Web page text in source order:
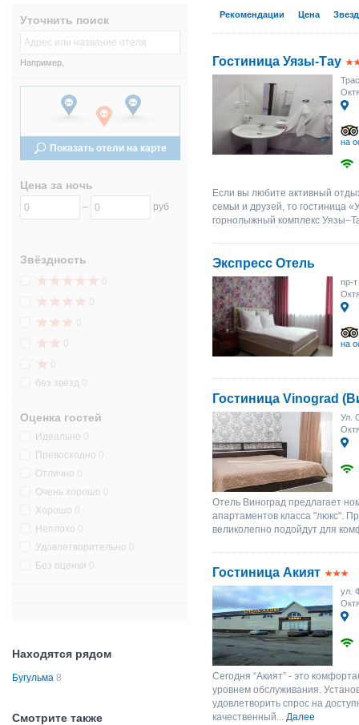
10 11 12 13
17 18 19 20 22 23
24 25 26 27 30
5 6
17
31
Уточнить поиск
Например,
Показать отели на карте
Цена за ночь
– руб
Звёздность
0
0
0
0
0
без звёзд 0
Оценка гостей
Идеально 0
Превосходно 0
Отлично 0
Очень хорошо 0
Хорошо 0
Неплохо 0
Удовлетворительно 0
Без оценки 0
Находятся рядом
Бугульма 8
Смотрите также
Рекомендации Цена
Гостиница Уязы-Тау
на
Если вы любите активный
семьи и друзей, то гостиница
горнолыжный комплекс
Экспресс Отель
пр-
на
Гостиница Vinograd
Ул.
Отель Виноград предлагает
апартаментов класса "люкс".
великолепно подойдут для
Гостиница Акият
ул.
Сегодня “Акият” - это
уровнем обслуживания.
удовлетворить спрос на
качественный... Далее